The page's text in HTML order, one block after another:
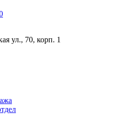
ул., 70, корп. 1